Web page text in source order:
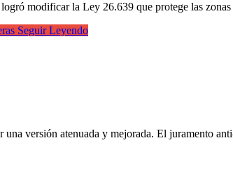
modificar la Ley 26.639 que protege las
Seguir Leyendo
versión atenuada y mejorada. El juramento